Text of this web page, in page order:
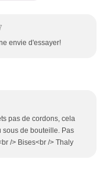
envie d'essayer!
pas de cordons, cela
sous de bouteille. Pas
/> Bises<br /> Thaly